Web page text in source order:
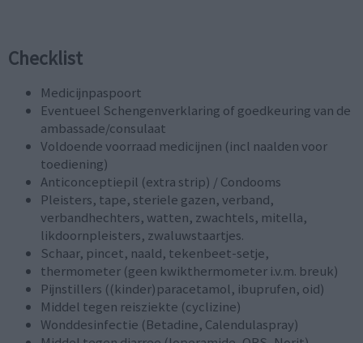
Checklist
Medicijnpaspoort
Eventueel Schengenverklaring of goedkeuring van de
ambassade/consulaat
Voldoende voorraad medicijnen (incl naalden voor
toediening)
Anticonceptiepil (extra strip) / Condooms
Pleisters, tape, steriele gazen, verband,
verbandhechters, watten, zwachtels, mitella,
likdoornpleisters, zwaluwstaartjes.
Schaar, pincet, naald, tekenbeet-setje,
thermometer (geen kwikthermometer i.v.m. breuk)
Pijnstillers ((kinder)paracetamol, ibuprufen, oid)
Middel tegen reisziekte (cyclizine)
Wonddesinfectie (Betadine, Calendulaspray)